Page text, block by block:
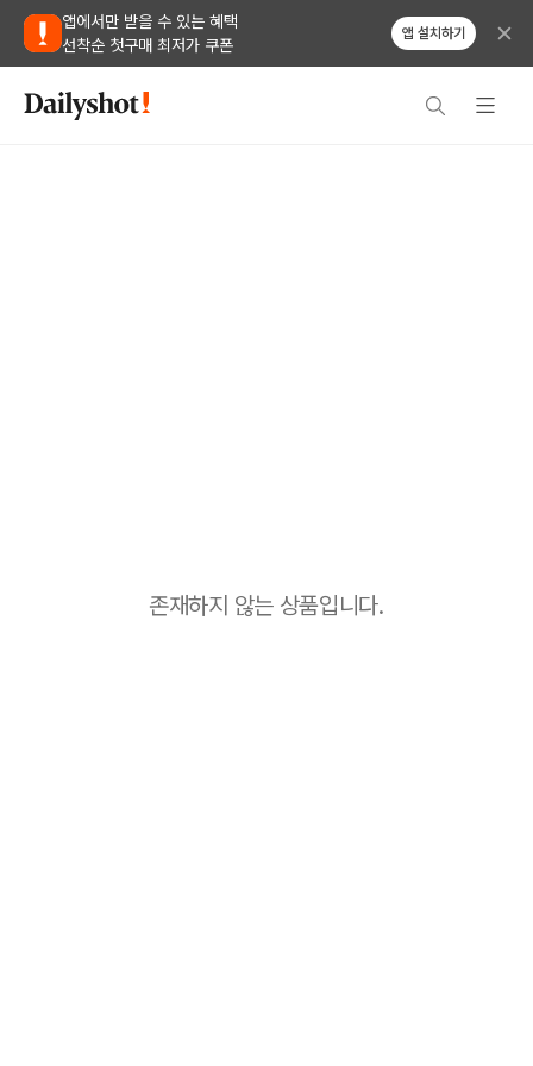
앱에서만 받을 수 있는 혜택
선착순 첫구매 최저가 쿠폰
앱 설치하기
존재하지 않는 상품입니다.